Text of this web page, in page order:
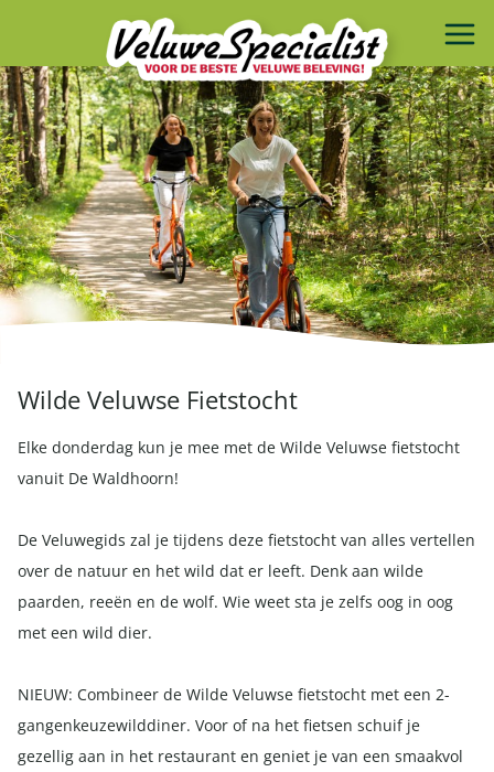
Wilde Veluwse Fietstocht
Elke donderdag kun je mee met de Wilde Veluwse fietstocht
vanuit De Waldhoorn!
De Veluwegids zal je tijdens deze fietstocht van alles vertellen
over de natuur en het wild dat er leeft. Denk aan wilde
paarden, reeën en de wolf. Wie weet sta je zelfs oog in oog
met een wild dier.
NIEUW: Combineer de Wilde Veluwse fietstocht met een 2-
gangenkeuzewilddiner. Voor of na het fietsen schuif je
gezellig aan in het restaurant en geniet je van een smaakvol